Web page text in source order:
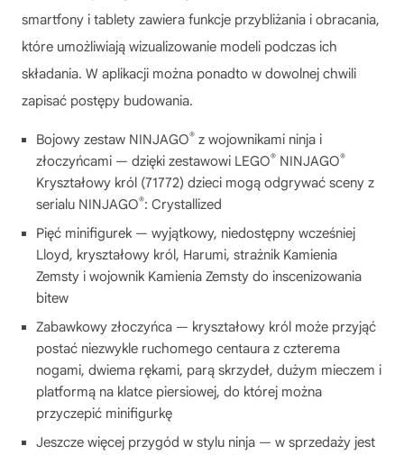
smartfony i tablety zawiera funkcje przybliżania i obracania,
które umożliwiają wizualizowanie modeli podczas ich
składania. W aplikacji można ponadto w dowolnej chwili
zapisać postępy budowania.
Bojowy zestaw NINJAGO® z wojownikami ninja i
złoczyńcami — dzięki zestawowi LEGO® NINJAGO®
Kryształowy król (71772) dzieci mogą odgrywać sceny z
serialu NINJAGO®: Crystallized
Pięć minifigurek — wyjątkowy, niedostępny wcześniej
Lloyd, kryształowy król, Harumi, strażnik Kamienia
Zemsty i wojownik Kamienia Zemsty do inscenizowania
bitew
Zabawkowy złoczyńca — kryształowy król może przyjąć
postać niezwykle ruchomego centaura z czterema
nogami, dwiema rękami, parą skrzydeł, dużym mieczem i
platformą na klatce piersiowej, do której można
przyczepić minifigurkę
Jeszcze więcej przygód w stylu ninja — w sprzedaży jest